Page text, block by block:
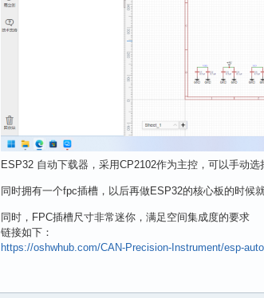
ESP32 自动下载器，采用CP2102作为主控，可以手动选
同时拥有一个fpc插槽，以后再做ESP32的核心板的时候
同时，FPC插槽尺寸非常迷你，满足空间集成度的要求
链接如下：
https://oshwhub.com/CAN-Precision-Instrument/esp-